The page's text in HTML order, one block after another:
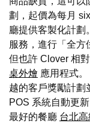
劃，起價為每月
廳提供客製化計劃
服務，進行「全方
但也許 Clover 相
桌外燴 應用程式
越的客戶獎勵計劃
POS 系統自動更
最好的餐廳 台北